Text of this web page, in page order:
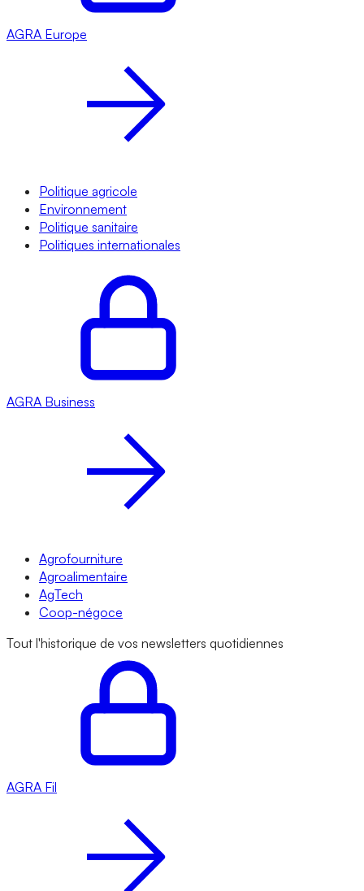
AGRA Europe
Politique agricole
Environnement
Politique sanitaire
Politiques internationales
AGRA Business
Agrofourniture
Agroalimentaire
AgTech
Coop-négoce
Tout l'historique de vos newsletters quotidiennes
AGRA Fil